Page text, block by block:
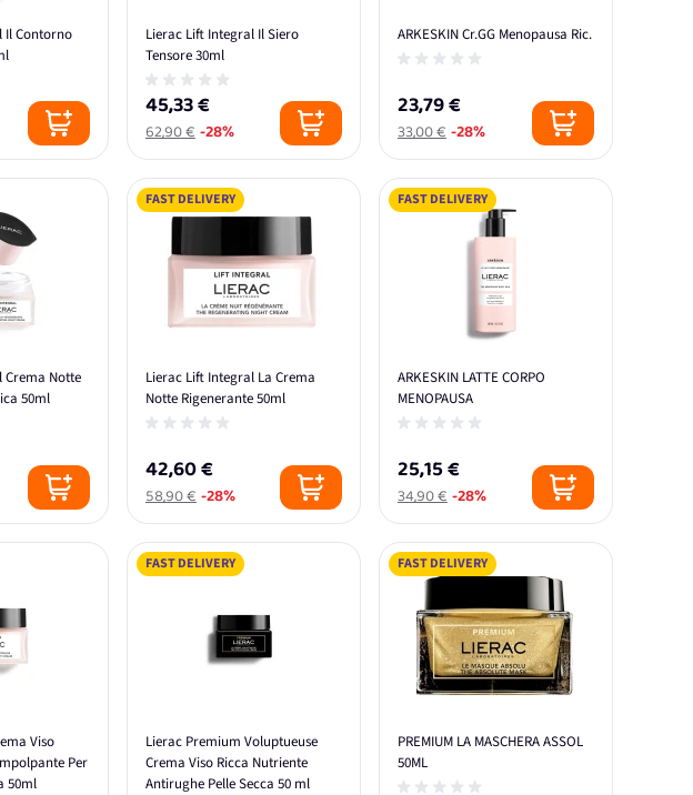
Il Contorno
Lierac Lift Integral Il Siero
Tensore 30ml
45,33 €
62,90 €-28%
ARKESKIN Cr.GG Menopausa Ric.
23,79 €
33,00 €-28%
Crema Notte
50ml
FAST DELIVERY
Lierac Lift Integral La Crema
Notte Rigenerante 50ml
42,60 €
58,90 €-28%
FAST DELIVERY
ARKESKIN LATTE CORPO
MENOPAUSA
25,15 €
34,90 €-28%
Viso
Per
50ml
FAST DELIVERY
Lierac Premium Voluptueuse
Crema Viso Ricca Nutriente
Antirughe Pelle Secca 50 ml
FAST DELIVERY
PREMIUM LA MASCHERA ASSOL
50ML